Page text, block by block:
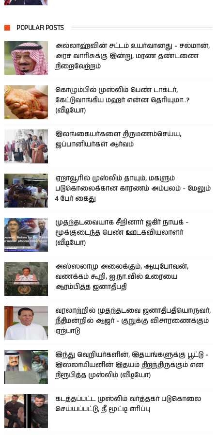
POPULAR POSTS
அல்லாஹ்வின் சட்டம் உயர்வானது - சல்மான்,
அரச வாரிசுக்கு இன்று, மரண தண்டணை
நிறைவேற்றம்
கொழும்பில் முஸ்லிம் பெண் டாக்டர்,
கேட்டுவாங்கிய மஹர் என்ன தெரியுமா..?
(வீடியோ)
இலங்கையர்களை திருமணம்செய்ய,
ஜப்பானியர்கள் ஆர்வம்
ஏறாவூரில் முஸ்லிம் தாயும், மகளும்
படுகொலைக்கான காரணம் அம்பலம் - மேலும்
4 பேர் கைது
முதற்தடவையாக சீறினார் ஜகிர் நாயக் -
மூக்குடைந்த பெண் ஊடகவியலாளர்
(வீடியோ)
அஸ்ஸலாமு அலைக்கும், ஆயுபோவன்,
வணக்கம் கூறி, ஐ.நா.வில் உரையை
ஆரம்பித்த ஜனாதிபதி
வரலாற்றில் முதற்தடவை ஜனாதிபதியொருவர்,
நீதிமன்றில் ஆஜர் - குறுக்கு விசாரணைக்கும்
ஏற்பாடு
இந்து வெறியர்களின், இதயங்களுக்கு பூட்டு -
இஸ்லாமியனின் இதயம் திறந்திருக்கும் என
நிரூபித்த முஸ்லிம் (வீடியோ)
கடத்தப்பட்ட முஸ்லிம் வர்த்தகர் படுகொலை
செய்யப்பட்டு, தீ மூட்டி எரிப்பு